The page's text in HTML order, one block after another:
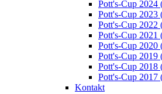
Pott's-Cup
Pott's-Cup
Pott's-Cup
Pott's-Cup
Pott's-Cup
Pott's-Cup
Pott's-Cup
Pott's-Cup
Kontakt